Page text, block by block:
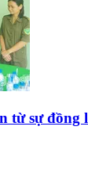
từ sự đồng